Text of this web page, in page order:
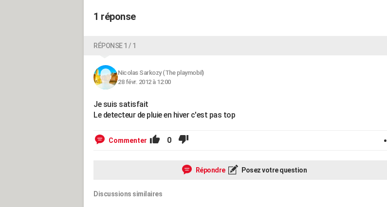
1 réponse
RÉPONSE 1 / 1
Nicolas Sarkozy (The playmobil)
28 févr. 2012 à 12:00
Je suis satisfait
Le detecteur de pluie en hiver c'est pas top
Commenter 0
Répondre Posez votre question
Discussions similaires